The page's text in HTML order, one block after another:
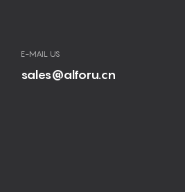
E-MAIL US
sales@alforu.cn